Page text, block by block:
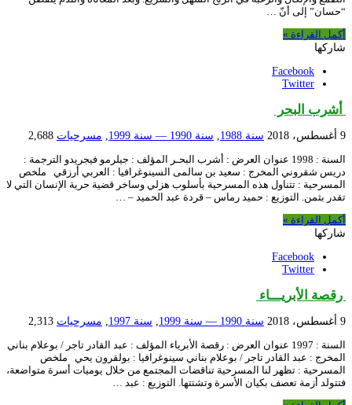
“حسان” إلى أنّ …
أكمل القراءة »
شاركها
Facebook
Twitter
أشرب البحر
9 أغسطس، 2018 سنة 1988 سنة 1990 — سنة 1999 مسرحيات 2,688
السنة : 1998 عنوان العرض : أشرب البحـر المؤلف : جيلرمو فيجريدو الترجمة :
دريس شقروني المخرج : سعيد بن سالمى السينوغرافيا : العربي أرزقي ملخص
المسرحية : تتناول هذه المسرحية بأسلوب هزلي وساخر قضية حرية الإنسان التي لا
تقدر بثمن. التوزيع : حميد رماس – قردة عبد الحميد – …
أكمل القراءة »
شاركها
Facebook
Twitter
رقصة الأبريـــاء
9 أغسطس، 2018 سنة 1990 — سنة 1999 , سنة 1997 , مسرحيات 2,313
السنة : 1997 عنوان العرض : رقصة الأبرياء المؤلف : عبد القادر تاجر / بوعلام بناني
المخرج : عبد القادر تاجر / بوعلام بناني سينوغرافيا : بولقرون يحي ملخص
المسرحية : تظهر لنا المسرحية تناقضات المجتمع من خلال يوميات أسرة متواضعة،
فتتولد أزمة تعصف بكيان الأسرة وتشتتها. التوزيع : عبد …